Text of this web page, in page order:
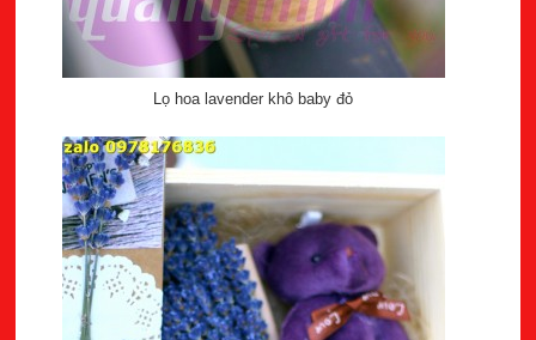
Lọ hoa lavender khô baby đỏ